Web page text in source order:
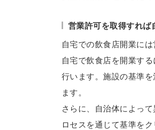
営業許可を取得すれば
自宅での飲食店開業に
自宅で飲食店を開業す
行います。施設の基準
ます。
さらに、自治体によっ
ロセスを通じて基準を